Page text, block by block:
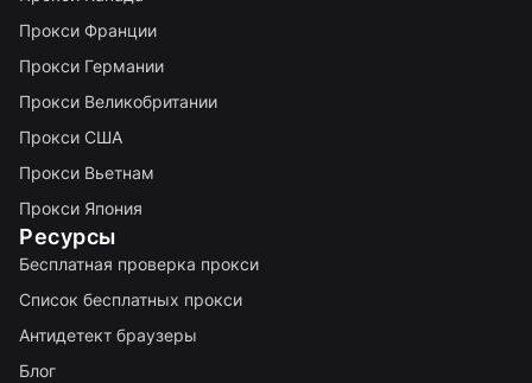
Прокси Франции
Прокси Германии
Прокси Великобритании
Прокси США
Прокси Вьетнам
Прокси Япония
Ресурсы
Бесплатная проверка прокси
Список бесплатных прокси
Антидетект браузеры
Блог